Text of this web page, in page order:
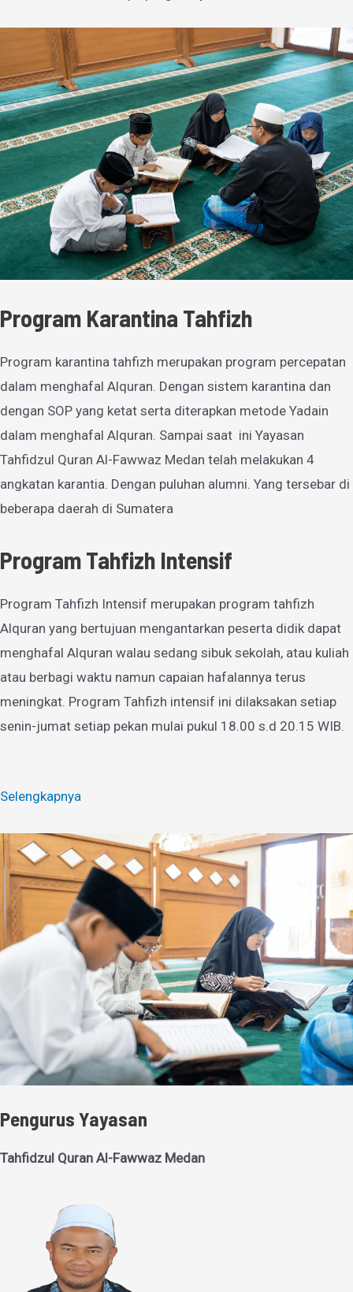
Program Karantina Tahfizh
Program karantina tahfizh merupakan program percepatan
dalam menghafal Alquran. Dengan sistem karantina dan
dengan SOP yang ketat serta diterapkan metode Yadain
dalam menghafal Alquran. Sampai saat ini Yayasan
Tahfidzul Quran Al-Fawwaz Medan telah melakukan 4
angkatan karantia. Dengan puluhan alumni. Yang tersebar di
beberapa daerah di Sumatera
Program Tahfizh Intensif
Program Tahfizh Intensif merupakan program tahfizh
Alquran yang bertujuan mengantarkan peserta didik dapat
menghafal Alquran walau sedang sibuk sekolah, atau kuliah
atau berbagi waktu namun capaian hafalannya terus
meningkat. Program Tahfizh intensif ini dilaksakan setiap
senin-jumat setiap pekan mulai pukul 18.00 s.d 20.15 WIB.
Selengkapnya
Pengurus Yayasan
Tahfidzul Quran Al-Fawwaz Medan